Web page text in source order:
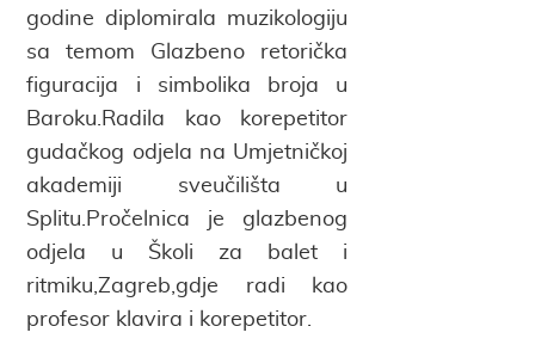
godine diplomirala muzikologiju
sa temom Glazbeno retorička
figuracija i simbolika broja u
Baroku.Radila kao korepetitor
gudačkog odjela na Umjetničkoj
akademiji sveučilišta u
Splitu.Pročelnica je glazbenog
odjela u Školi za balet i
ritmiku,Zagreb,gdje radi kao
profesor klavira i korepetitor.